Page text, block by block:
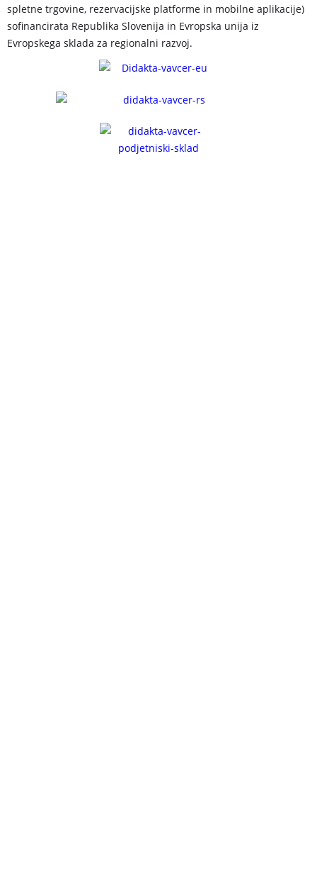
spletne trgovine, rezervacijske platforme in mobilne aplikacije)
sofinancirata Republika Slovenija in Evropska unija iz
Evropskega sklada za regionalni razvoj.